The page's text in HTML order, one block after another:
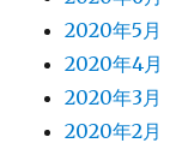
2020年5月
2020年4月
2020年3月
2020年2月